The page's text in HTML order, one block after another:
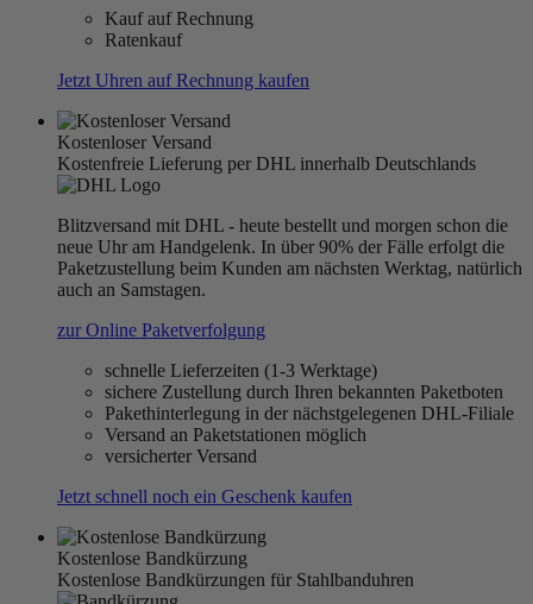
Kauf auf Rechnung
Ratenkauf
Jetzt Uhren auf Rechnung kaufen
Kostenloser Versand
Kostenfreie Lieferung per DHL innerhalb Deutschlands
Blitzversand mit DHL - heute bestellt und morgen schon die
neue Uhr am Handgelenk. In über 90% der Fälle erfolgt die
Paketzustellung beim Kunden am nächsten Werktag, natürlich
auch an Samstagen.
zur Online Paketverfolgung
schnelle Lieferzeiten (1-3 Werktage)
sichere Zustellung durch Ihren bekannten Paketboten
Pakethinterlegung in der nächstgelegenen DHL-Filiale
Versand an Paketstationen möglich
versicherter Versand
Jetzt schnell noch ein Geschenk kaufen
Kostenlose Bandkürzung
Kostenlose Bandkürzungen für Stahlbanduhren